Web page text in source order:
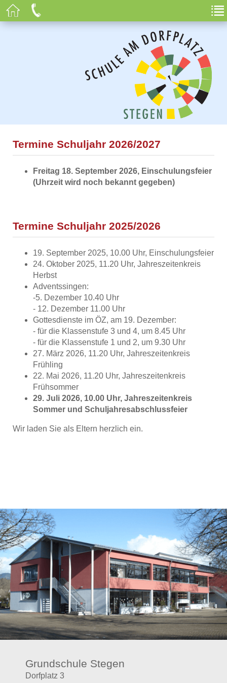
Termine Schuljahr 2026/2027
Freitag 18. September 2026, Einschulungsfeier
(Uhrzeit wird noch bekannt gegeben)
Termine Schuljahr 2025/2026
19. September 2025, 10.00 Uhr, Einschulungsfeier
24. Oktober 2025, 11.20 Uhr, Jahreszeitenkreis
Herbst
Adventssingen:
-5. Dezember 10.40 Uhr
- 12. Dezember 11.00 Uhr
Gottesdienste im ÖZ, am 19. Dezember:
- für die Klassenstufe 3 und 4, um 8.45 Uhr
- für die Klassenstufe 1 und 2, um 9.30 Uhr
27. März 2026, 11.20 Uhr, Jahreszeitenkreis
Frühling
22. Mai 2026, 11.20 Uhr, Jahreszeitenkreis
Frühsommer
29. Juli 2026, 10.00 Uhr, Jahreszeitenkreis
Sommer und Schuljahresabschlussfeier
Wir laden Sie als Eltern herzlich ein.
Grundschule Stegen
Dorfplatz 3